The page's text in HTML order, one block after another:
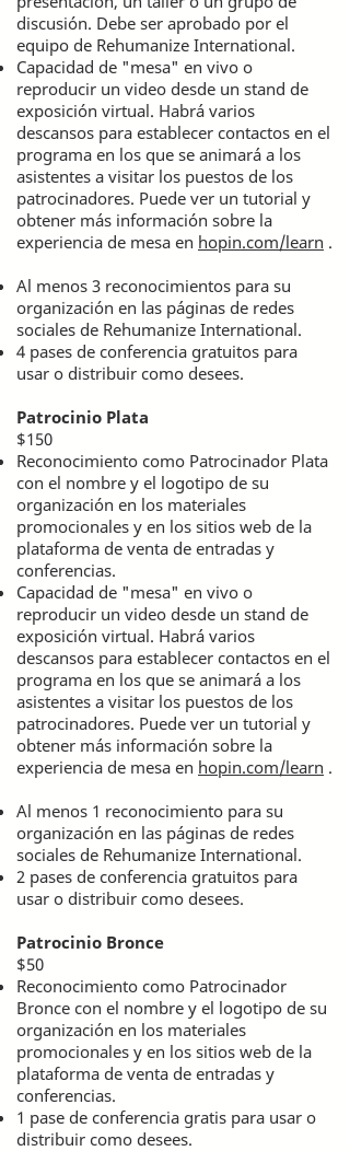
discusión. Debe ser aprobado por el
equipo de Rehumanize International.
Capacidad de "mesa" en vivo o
reproducir un video desde un stand de
exposición virtual. Habrá varios
descansos para establecer contactos en el
programa en los que se animará a los
asistentes a visitar los puestos de los
patrocinadores. Puede ver un tutorial y
obtener más información sobre la
experiencia de mesa en hopin.com/learn .
Al menos 3 reconocimientos para su
organización en las páginas de redes
sociales de Rehumanize International.
4 pases de conferencia gratuitos para
usar o distribuir como desees.
Patrocinio Plata
$150
Reconocimiento como Patrocinador Plata
con el nombre y el logotipo de su
organización en los materiales
promocionales y en los sitios web de la
plataforma de venta de entradas y
conferencias.
Capacidad de "mesa" en vivo o
reproducir un video desde un stand de
exposición virtual. Habrá varios
descansos para establecer contactos en el
programa en los que se animará a los
asistentes a visitar los puestos de los
patrocinadores. Puede ver un tutorial y
obtener más información sobre la
experiencia de mesa en hopin.com/learn .
Al menos 1 reconocimiento para su
organización en las páginas de redes
sociales de Rehumanize International.
2 pases de conferencia gratuitos para
usar o distribuir como desees.
Patrocinio Bronce
$50
Reconocimiento como Patrocinador
Bronce con el nombre y el logotipo de su
organización en los materiales
promocionales y en los sitios web de la
plataforma de venta de entradas y
conferencias.
1 pase de conferencia gratis para usar o
distribuir como desees.